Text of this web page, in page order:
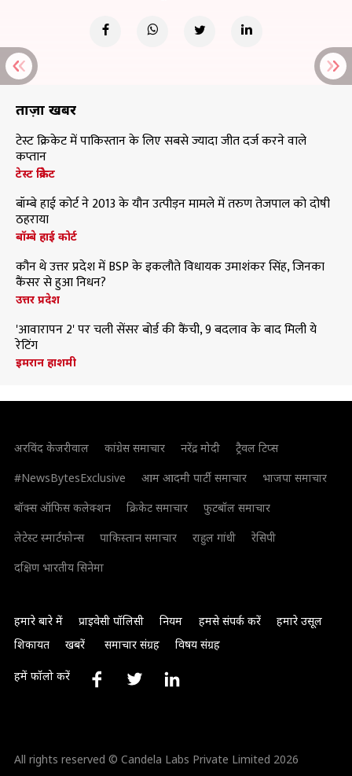
ताज़ा खबरें
टेस्ट क्रिकेट में पाकिस्तान के लिए सबसे ज्यादा जीत दर्ज करने वाले
कप्तान
टेस्ट क्रिकेट
बॉम्बे हाई कोर्ट ने 2013 के यौन उत्पीड़न मामले में तरुण तेजपाल को दोषी
ठहराया
बॉम्बे हाई कोर्ट
कौन थे उत्तर प्रदेश में BSP के इकलौते विधायक उमाशंकर सिंह, जिनका
कैंसर से हुआ निधन?
उत्तर प्रदेश
'आवारापन 2' पर चली सेंसर बोर्ड की कैंची, 9 बदलाव के बाद मिली ये
रेटिंग
इमरान हाशमी
अरविंद केजरीवाल कांग्रेस समाचार नरेंद्र मोदी
ट्रैवल टिप्स
#NewsBytesExclusive
आम आदमी पार्टी समाचार
भाजपा समाचार
बॉक्स ऑफिस कलेक्शन
क्रिकेट समाचार
फुटबॉल समाचार
लेटेस्ट स्मार्टफोन्स
पाकिस्तान समाचार राहुल गांधी
रेसिपी
दक्षिण भारतीय सिनेमा
हमारे बारे में प्राइवेसी पॉलिसी नियम हमसे संपर्क करें
हमारे उसूल
शिकायत
खबरें समाचार संग्रह विषय संग्रह
हमें फॉलो करें
All rights reserved © Candela Labs Private Limited 2026